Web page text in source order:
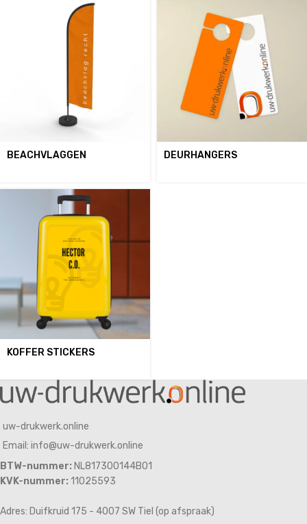
BEACHVLAGGEN DEURHANGERS
KOFFER STICKERS
uw-drukwerk.online
Email: info@uw-drukwerk.online
BTW-nummer: NL817300144B01
KVK-nummer: 11025593
Adres: Duifkruid 175 - 4007 SW Tiel (op afspraak)